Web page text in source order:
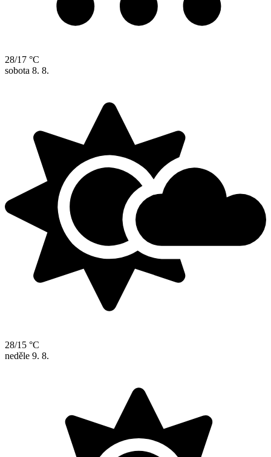
28/17 °C
sobota 8. 8.
28/15 °C
neděle 9. 8.